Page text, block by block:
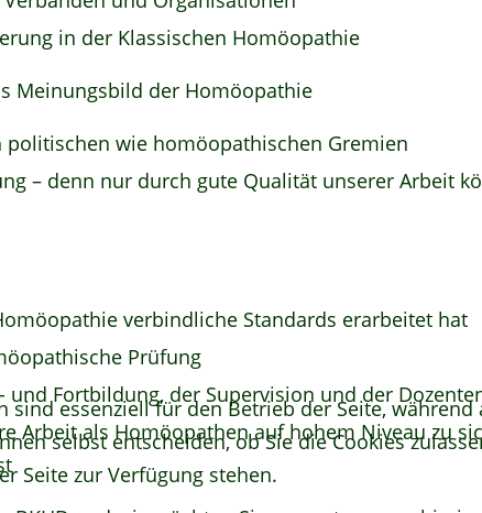
in der Klassischen Homöopathie
Meinungsbild der Homöopathie
wie homöopathischen Gremien
– denn nur durch gute Qualität unserer Arbeit
verbindliche Standards erarbeitet hat
Prüfung
Fortbildung, der Supervision und der
Arbeit als Homöopathen auf hohem Niveau zu
essenziell für den Betrieb der Seite,
selbst entscheiden, ob Sie die Cookies
Seite zur Verfügung stehen.